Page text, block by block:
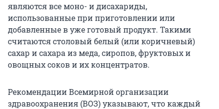
являются все моно- и дисахариды,
использованные при приготовлении или
добавленные в уже готовый продукт. Такими
считаются столовый белый (или коричневый)
сахар и сахара из меда, сиропов, фруктовых и
овощных соков и их концентратов.
Рекомендации Всемирной организации
здравоохранения (ВОЗ) указывают, что каждый